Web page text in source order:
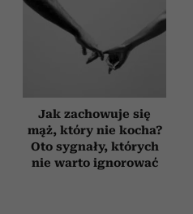
Jak zachowuje się
mąż, który nie kocha?
Oto sygnały, których
nie warto ignorować